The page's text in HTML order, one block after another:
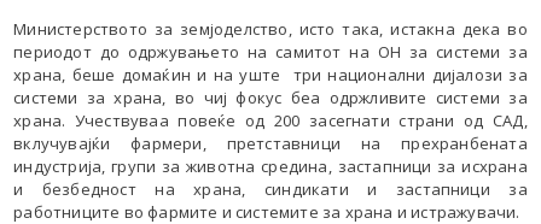
Министерството за земјоделство, исто така, истакна дека во
периодот до одржувањето на самитот на ОН за системи за
храна, беше домаќин и на уште три национални дијалози за
системи за храна, во чиј фокус беа одржливите системи за
храна. Учествуваа повеќе од 200 засегнати страни од САД,
вклучувајќи фармери, претставници на прехранбената
индустрија, групи за животна средина, застапници за исхрана
и безбедност на храна, синдикати и застапници за
работниците во фармите и системите за храна и истражувачи.